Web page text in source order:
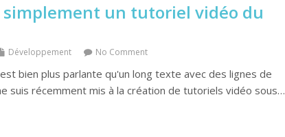
un tutoriel vidéo du
Développement No Comment
bien plus parlante qu'un long texte avec des lignes de
suis récemment mis à la création de tutoriels vidéo sous…